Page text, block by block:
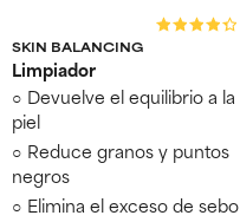
SKIN BALANCING
Limpiador
Devuelve el equilibrio a la
piel
Reduce granos y puntos
negros
Elimina el exceso de sebo